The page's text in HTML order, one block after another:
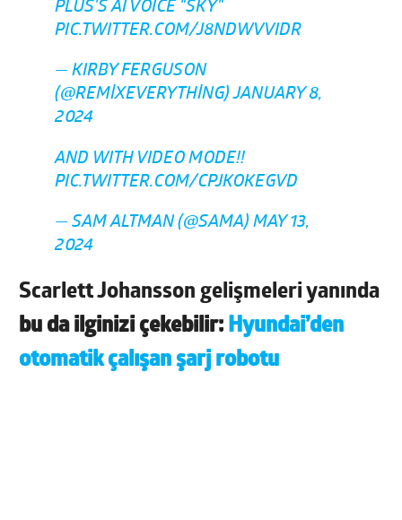
PLUS'S AI VOICE "SKY"
PIC.TWITTER.COM/J8NDWVVIDR
— KIRBY FERGUSON
(@REMIXEVERYTHING)JANUARY 8,
2024
AND WITH VIDEO MODE!!
PIC.TWITTER.COM/CPJKOKEGVD
— SAM ALTMAN (@SAMA)MAY 13,
2024
Scarlett Johansson gelişmeleri yanında
bu da ilginizi çekebilir: Hyundai’den
otomatik çalışan şarj robotu